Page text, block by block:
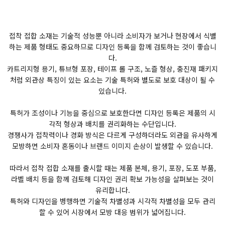
접착 접합 소재는 기술적 성능뿐 아니라 소비자가 보거나 현장에서 식별
하는 제품 형태도 중요하므로 디자인 등록을 함께 검토하는 것이 좋습니
다.
카트리지형 용기, 튜브형 포장, 테이프 롤 구조, 노즐 형상, 충진재 패키지
처럼 외관상 특징이 있는 요소는 기술 특허와 별도로 보호 대상이 될 수
있습니다.
특허가 조성이나 기능을 중심으로 보호한다면 디자인 등록은 제품의 시
각적 형상과 배치를 권리화하는 수단입니다.
경쟁사가 접착력이나 경화 방식은 다르게 구성하더라도 외관을 유사하게
모방하면 소비자 혼동이나 브랜드 이미지 손상이 발생할 수 있습니다.
따라서 접착 접합 소재를 출시할 때는 제품 본체, 용기, 포장, 도포 부품,
라벨 배치 등을 함께 검토해 디자인 권리 확보 가능성을 살펴보는 것이
유리합니다.
특허와 디자인을 병행하면 기술적 차별성과 시각적 차별성을 모두 관리
할 수 있어 시장에서 모방 대응 범위가 넓어집니다.